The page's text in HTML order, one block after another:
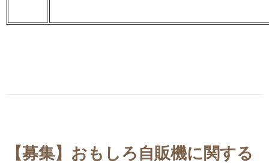
【募集】おもしろ自販機に関する